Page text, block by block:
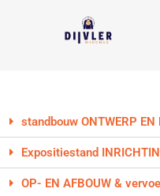
standbouw ONTWERP EN
Expositiestand
OP- EN AFBOUW &